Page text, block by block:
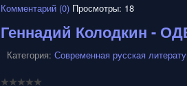
Комментарий (0) Просмотры: 18
Геннадий Колодкин -
Категория: Современная русская